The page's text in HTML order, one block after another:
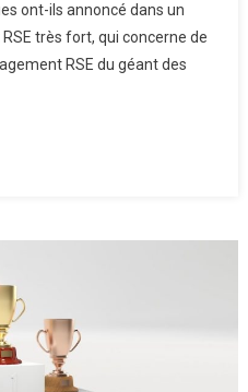
ont-ils annoncé dans un
très fort, qui concerne de
RSE du géant des